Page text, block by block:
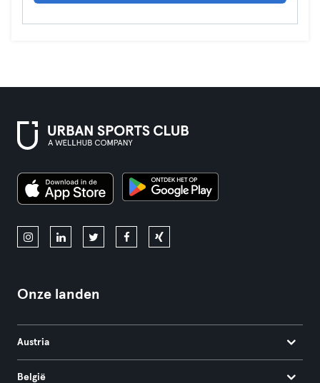
Onze landen
Austria
België